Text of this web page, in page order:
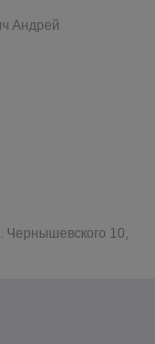
Андрей
Чернышевского 10,